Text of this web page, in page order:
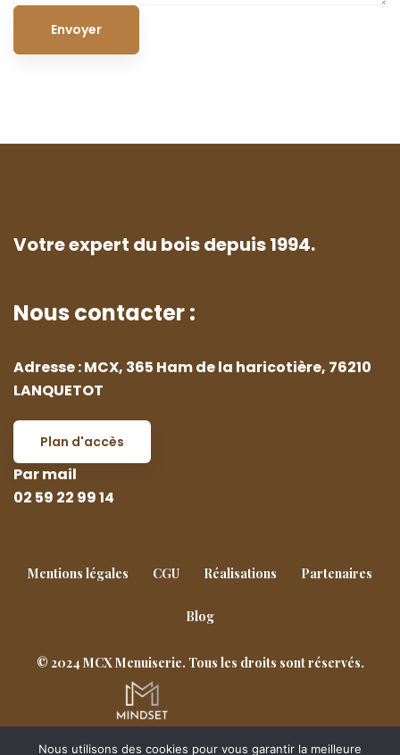
Votre expert du bois depuis 1994.
Nous contacter :
Adresse : MCX, 365 Ham de la haricotière, 76210
LANQUETOT
Plan d'accès
Par mail
02 59 22 99 14
Mentions légales CGU Réalisations Partenaires
Blog
© 2024 MCX Menuiserie. Tous les droits sont réservés.
Nous utilisons des cookies pour vous garantir la meilleure